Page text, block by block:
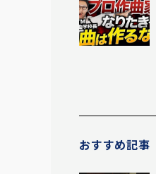
おすすめ記事